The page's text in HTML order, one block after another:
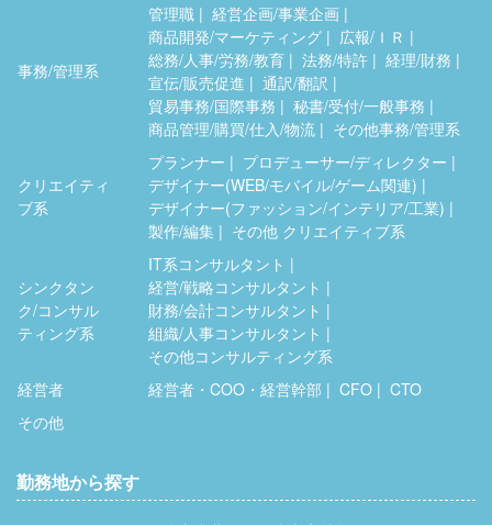
事務/管理系
管理職
経営企画/事業企画
商品開発/マーケティング
広報/ＩＲ
総務/人事/労務/教育
法務/特許
経理/財務
宣伝/販売促進
通訳/翻訳
貿易事務/国際事務
秘書/受付/一般事務
商品管理/購買/仕入/物流
その他事務/管理系
クリエイティ
ブ系
プランナー
プロデューサー/ディレクター
デザイナー(WEB/モバイル/ゲーム関連)
デザイナー(ファッション/インテリア/工業)
製作/編集
その他 クリエイティブ系
シンクタン
ク/コンサル
ティング系
IT系コンサルタント
経営/戦略コンサルタント
財務/会計コンサルタント
組織/人事コンサルタント
その他コンサルティング系
経営者
経営者・COO・経営幹部 CFO
CTO
その他
勤務地から探す